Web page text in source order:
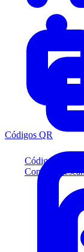
Códigos QR
Convierta
Códigos QR